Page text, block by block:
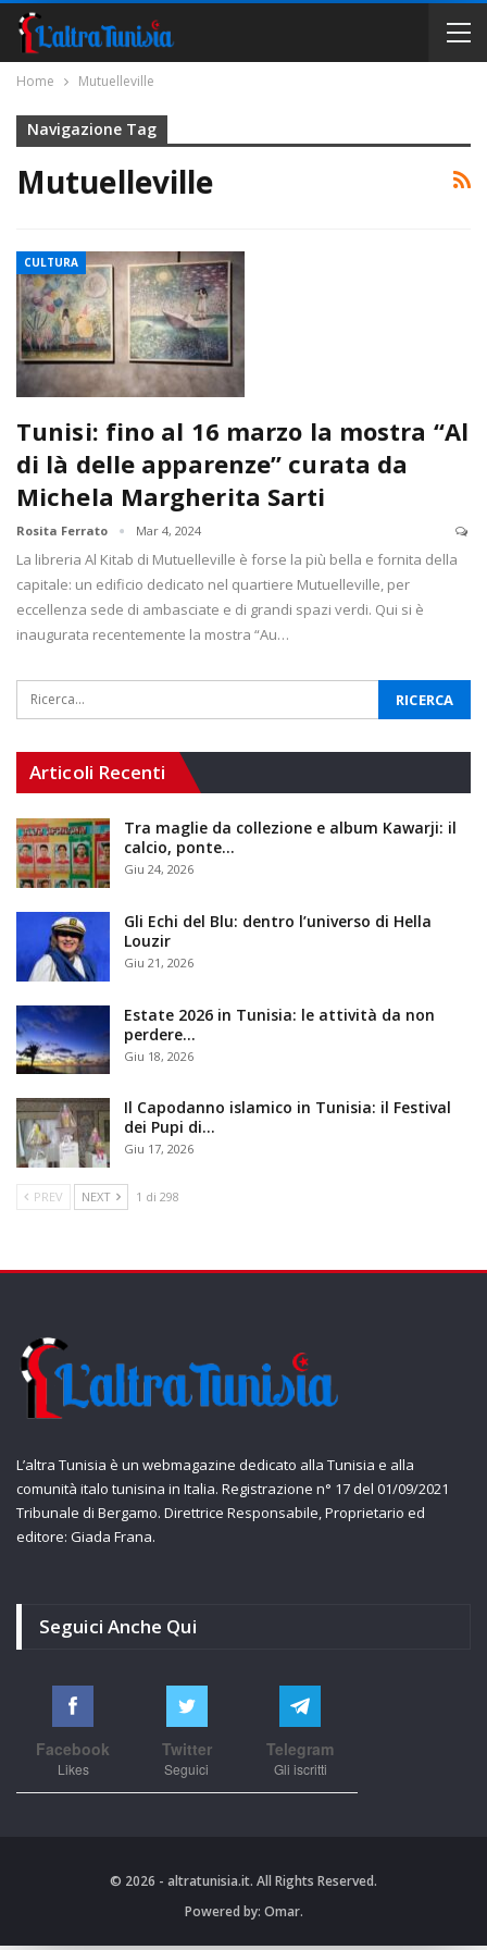
Home Mutuelleville
Navigazione Tag
Mutuelleville
CULTURA
Tunisi: fino al 16 marzo la mostra “Al
di là delle apparenze” curata da
Michela Margherita Sarti
Rosita Ferrato Mar 4, 2024
La libreria Al Kitab di Mutuelleville è forse la più bella e fornita della
capitale: un edificio dedicato nel quartiere Mutuelleville, per
eccellenza sede di ambasciate e di grandi spazi verdi. Qui si è
inaugurata recentemente la mostra “Au…
Articoli Recenti
Tra maglie da collezione e album Kawarji: il
calcio, ponte…
Giu 24, 2026
Gli Echi del Blu: dentro l’universo di Hella
Louzir
Giu 21, 2026
Estate 2026 in Tunisia: le attività da non
perdere…
Giu 18, 2026
Il Capodanno islamico in Tunisia: il Festival
dei Pupi di…
Giu 17, 2026
PREV NEXT 1 di 298
L’altra Tunisia è un webmagazine dedicato alla Tunisia e alla
comunità italo tunisina in Italia. Registrazione n° 17 del 01/09/2021
Tribunale di Bergamo. Direttrice Responsabile, Proprietario ed
editore: Giada Frana.
Seguici Anche Qui
Facebook
Likes
Twitter
Seguici
Telegram
Gli iscritti
© 2026 - altratunisia.it. All Rights Reserved.
Powered by: Omar.